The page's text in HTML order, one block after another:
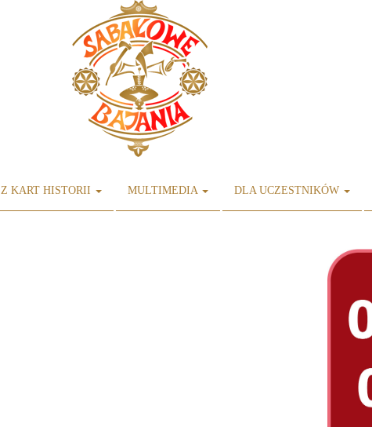
Z KART HISTORII MULTIMEDIA DLA UCZESTNIKÓW